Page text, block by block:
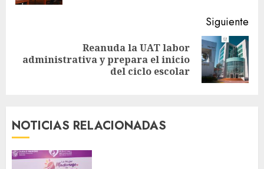
Siguiente
Siguiente
Reanuda la UAT labor
administrativa y prepara el inicio
del ciclo escolar
NOTICIAS RELACIONADAS